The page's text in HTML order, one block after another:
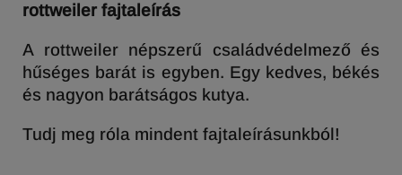
rottweiler fajtaleírás
A rottweiler népszerű családvédelmező és
hűséges barát is egyben. Egy kedves, békés
és nagyon barátságos kutya.
Tudj meg róla mindent fajtaleírásunkból!